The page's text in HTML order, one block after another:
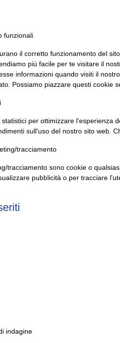
funzionali
il corretto funzionamento del
più facile per te visitare il
informazioni quando visiti il
Possiamo piazzare questi cookie
statistici per ottimizzare l'esperienza
sull'uso del nostro sito web.
tracciamento
tracciamento sono cookie o
pubblicità o per tracciare
indagine